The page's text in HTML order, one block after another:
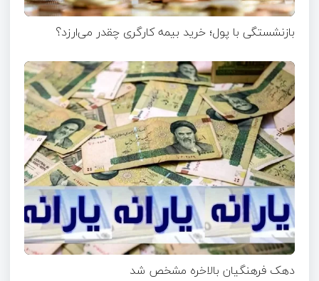
بازنشستگی با پول؛ خرید بیمه کارگری چقدر می‌ارزد؟
دهک فرهنگیان بالاخره مشخص شد